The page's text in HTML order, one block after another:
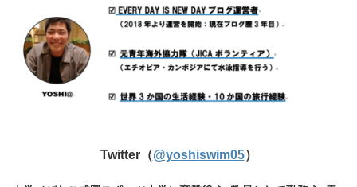
Twitter（@yoshiswim05）